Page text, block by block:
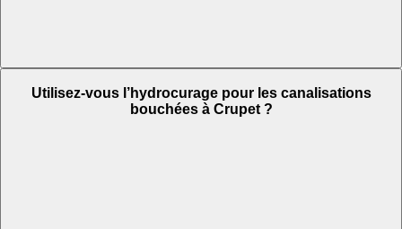
Utilisez-vous l’hydrocurage pour les canalisations
bouchées à Crupet ?